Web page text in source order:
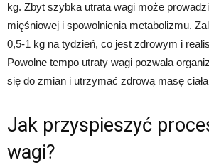
kg. Zbyt szybka utrata wagi może
mięśniowej i spowolnienia metabolizmu.
0,5-1 kg na tydzień, co jest zdrowym i
Powolne tempo utraty wagi pozwala
się do zmian i utrzymać zdrową masę
Jak przyspieszyć
wagi?